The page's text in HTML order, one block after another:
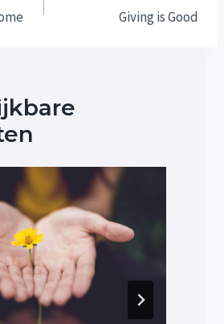
Giving is Good